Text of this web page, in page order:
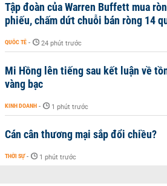
Tập đoàn của Warren Buffett mua
phiếu, chấm dứt chuỗi bán ròng 14
QUỐC TẾ - 24 phút trước
Mi Hồng lên tiếng sau kết luận về
vàng bạc
KINH DOANH - 1 phút trước
Cán cân thương mại sắp đổi chiều?
THỜI SỰ - 1 phút trước